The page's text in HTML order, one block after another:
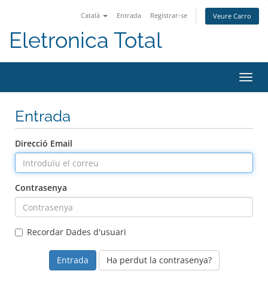
Català Entrada Registrar-se Veure Carro
Eletronica Total
la
Entrada
Direcció Email
Contrasenya
Recordar Dades d'usuari
Ha perdut la contrasenya?